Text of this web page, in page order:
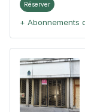
Réserver
+ Abonnements